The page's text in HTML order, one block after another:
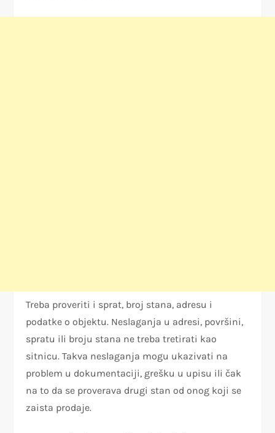
Treba proveriti i sprat, broj stana, adresu i
podatke o objektu. Neslaganja u adresi, površini,
spratu ili broju stana ne treba tretirati kao
sitnicu. Takva neslaganja mogu ukazivati na
problem u dokumentaciji, grešku u upisu ili čak
na to da se proverava drugi stan od onog koji se
zaista prodaje.